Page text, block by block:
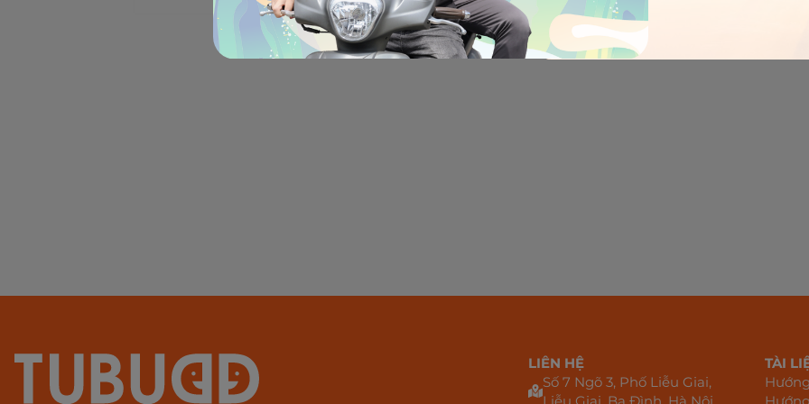
to speak and meet again soon" -
APAC - Techstars
LIÊN HỆ
Số 7 Ngõ 3, Phố Liễu Giai,
TÀI